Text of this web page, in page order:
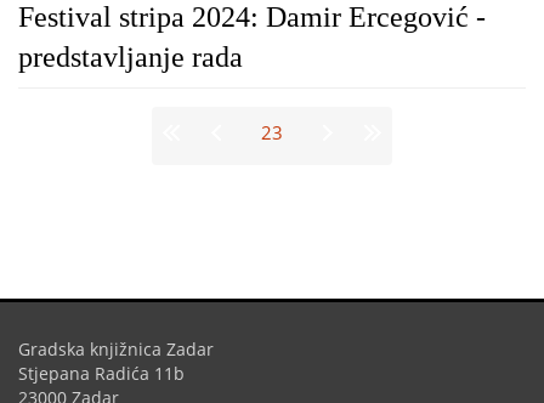
Festival stripa 2024: Damir Ercegović -
predstavljanje rada
23
Gradska knjižnica Zadar
Stjepana Radića 11b
23000 Zadar